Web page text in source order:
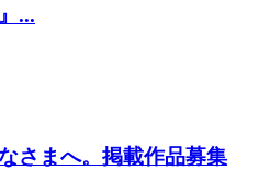
...
さまへ。掲載作品募集